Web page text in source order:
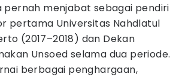
pernah menjabat sebagai pendiri
pertama Universitas Nahdlatul
(2017–2018) dan Dekan
Unsoed selama dua periode.
berbagai penghargaan,